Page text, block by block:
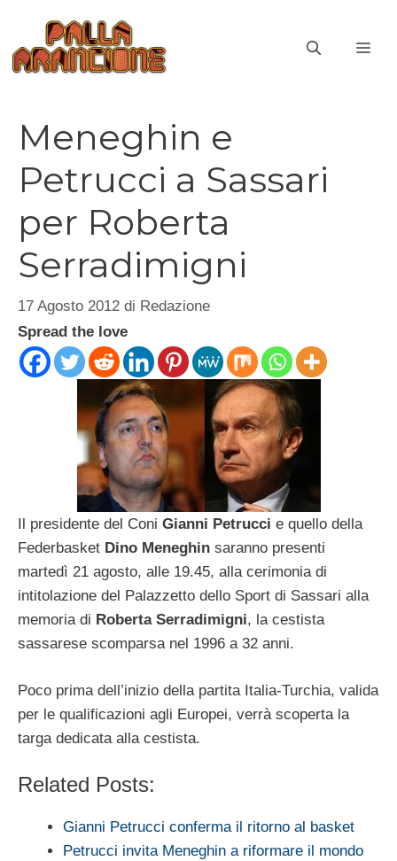
contenuto
Meneghin e
Petrucci a Sassari
per Roberta
Serradimigni
17 Agosto 2012 di Redazione
Spread the love
Il presidente del Coni Gianni Petrucci e quello della
Federbasket Dino Meneghin saranno presenti
martedì 21 agosto, alle 19.45, alla cerimonia di
intitolazione del Palazzetto dello Sport di Sassari alla
memoria di Roberta Serradimigni, la cestista
sassarese scomparsa nel 1996 a 32 anni.
Poco prima dell’inizio della partita Italia-Turchia, valida
per le qualificazioni agli Europei, verrà scoperta la
targa dedicata alla cestista.
Related Posts:
Gianni Petrucci conferma il ritorno al basket
Petrucci invita Meneghin a riformare il mondo